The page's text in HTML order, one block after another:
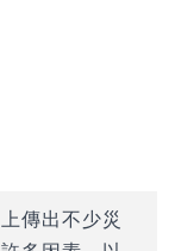
傳出不少災